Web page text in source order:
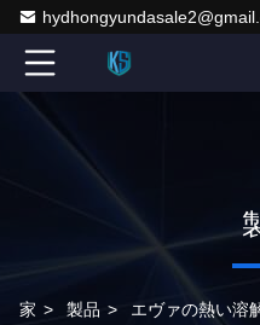
家 > 製品 > エヴァの熱い溶